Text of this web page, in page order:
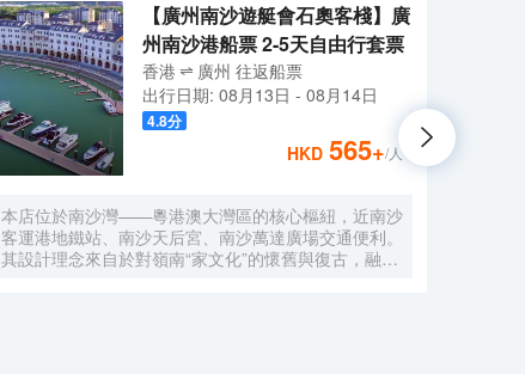
【廣州南沙遊艇會石奧客棧】廣
州南沙港船票 2-5天自由行套票
香港 廣州 往返船票
出行日期: 08月13日 - 08月14日
4.8分
HKD 565+/人
本店位於南沙灣——粵港澳大灣區的核心樞紐，近南沙
客運港地鐵站、南沙天后宮、南沙萬達廣場交通便利。
其設計理念來自於對嶺南“家文化”的懷舊與復古，融合